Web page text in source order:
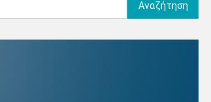
για: